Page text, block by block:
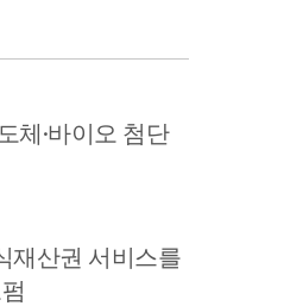
점체·바이오 첨단
재산권 서비스를